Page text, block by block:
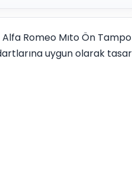
Romeo Mıto Ön
uygun olarak